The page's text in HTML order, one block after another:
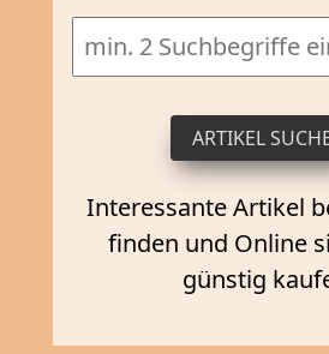
Interessante Artikel
finden und Online
günstig